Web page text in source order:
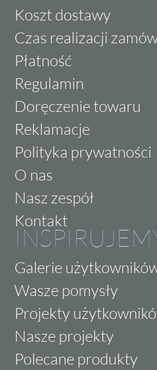
Koszt dostawy
Czas realizacji
Płatność
Regulamin
Doręczenie towaru
Reklamacje
Polityka prywatności
O nas
Nasz zespół
Kontakt
Galerie
Wasze pomysły
Projekty
Nasze projekty
Polecane produkty